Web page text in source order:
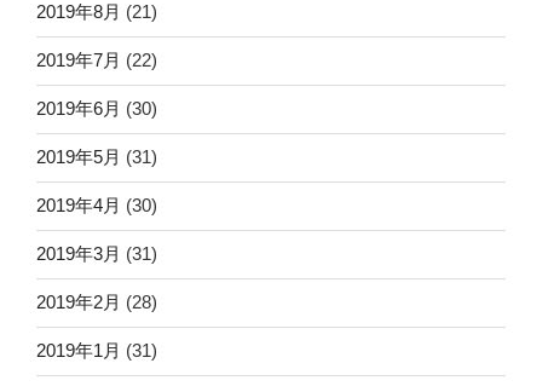
2019年8月 (21)
2019年7月 (22)
2019年6月 (30)
2019年5月 (31)
2019年4月 (30)
2019年3月 (31)
2019年2月 (28)
2019年1月 (31)